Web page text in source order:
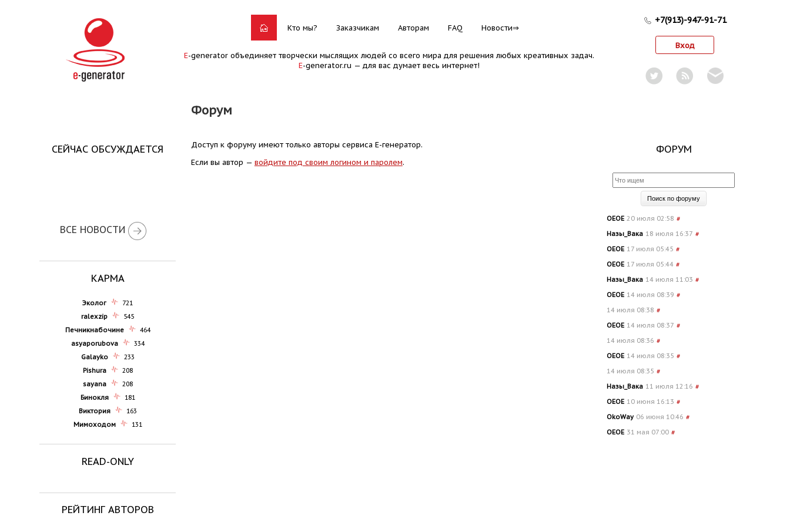
Кто мы? Заказчикам Авторам FAQ Новости
E-generator объединяет творчески мыслящих людей со всего мира для решения любых креативных задач.
E-generator.ru — для вас думает весь интернет!
+7(913)-947-91-71
Вход
Форум
СЕЙЧАС ОБСУЖДАЕТСЯ
ВСЕ НОВОСТИ
КАРМА
Эколог
721
ralexzip
545
Печникнабочине
464
asyaporubova
334
Galayko
233
Pishura
208
sayana
208
Бинокля
181
Виктория
163
Мимоходом
131
READ-ONLY
РЕЙТИНГ АВТОРОВ
Доступ к форуму имеют только авторы сервиса Е-генератор.
Если вы автор — войдите под своим логином и паролем.
ФОРУМ
OEOE 20 июля 02:58 #
Назы_Вака 18 июля 16:37 #
OEOE 17 июля 05:45 #
OEOE 17 июля 05:44 #
Назы_Вака 14 июля 11:03 #
OEOE 14 июля 08:39 #
14 июля 08:38 #
OEOE 14 июля 08:37 #
14 июля 08:36 #
OEOE 14 июля 08:35 #
14 июля 08:35 #
Назы_Вака 11 июля 12:16 #
OEOE 10 июня 16:13 #
OkoWay 06 июня 10:46 #
OEOE 31 мая 07:00 #